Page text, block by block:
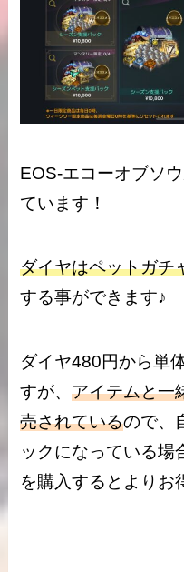
EOS-エコーオブソ
ています！
ダイヤはペットガチ
する事ができます♪
ダイヤ480円から単
すが、アイテムと一
売されているので、
ックになっている場
を購入するとよりお